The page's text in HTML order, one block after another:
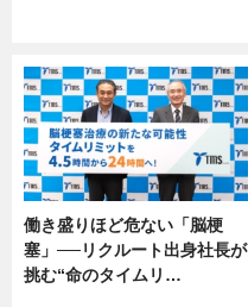
働き盛りほど危ない「脳梗
塞」──リクルート出身社長が
挑む“命のタイムリ…